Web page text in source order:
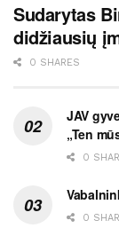
Sudarytas
didžiausių
0 SHARES
JAV
„Ten
0
0